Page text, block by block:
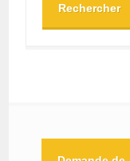
Rechercher